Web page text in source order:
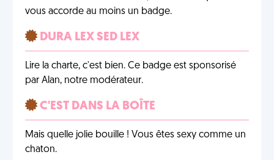
vous accorde au moins un badge.
DURA LEX SED LEX
Lire la charte, c'est bien. Ce badge est sponsorisé
par Alan, notre modérateur.
C'EST DANS LA BOÎTE
Mais quelle jolie bouille ! Vous êtes sexy comme un
chaton.